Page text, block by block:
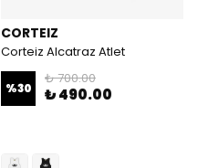
CORTEIZ
Corteiz Alcatraz Atlet
%30
₺ 700.00
₺ 490.00